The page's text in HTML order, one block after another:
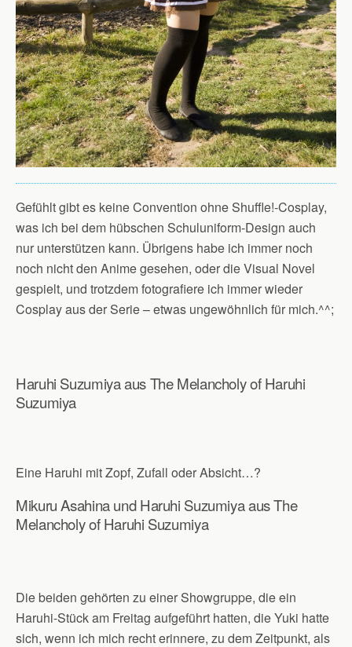
Gefühlt gibt es keine Convention ohne Shuffle!-Cosplay,
was ich bei dem hübschen Schuluniform-Design auch
nur unterstützen kann. Übrigens habe ich immer noch
noch nicht den Anime gesehen, oder die Visual Novel
gespielt, und trotzdem fotografiere ich immer wieder
Cosplay aus der Serie – etwas ungewöhnlich für mich.^^;
Haruhi Suzumiya aus The Melancholy of Haruhi
Suzumiya
Eine Haruhi mit Zopf, Zufall oder Absicht…?
Mikuru Asahina und Haruhi Suzumiya aus The
Melancholy of Haruhi Suzumiya
Die beiden gehörten zu einer Showgruppe, die ein
Haruhi-Stück am Freitag aufgeführt hatten, die Yuki hatte
sich, wenn ich mich recht erinnere, zu dem Zeitpunkt, als